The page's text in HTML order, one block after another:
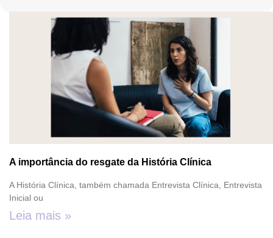
A importância do resgate da História Clínica
A História Clínica, também chamada Entrevista Clínica, Entrevista
Inicial ou
Leia mais »